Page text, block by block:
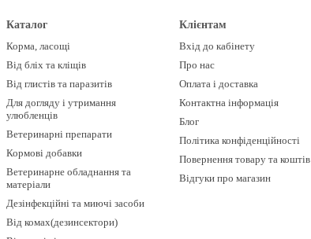
Каталог
Корма, ласощі
Від бліх та кліщів
Від глистів та паразитів
Для догляду і утримання
улюбленців
Ветеринарні препарати
Кормові добавки
Ветеринарне обладнання та
матеріали
Дезінфекційні та миючі засоби
Від комах(дезинсектори)
Клієнтам
Вхід до кабінету
Про нас
Оплата і доставка
Контактна інформація
Блог
Політика конфіденційності
Повернення товару та коштів
Відгуки про магазин